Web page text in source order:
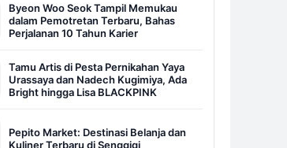
Byeon Woo Seok Tampil Memukau
dalam Pemotretan Terbaru, Bahas
Perjalanan 10 Tahun Karier
Tamu Artis di Pesta Pernikahan Yaya
Urassaya dan Nadech Kugimiya, Ada
Bright hingga Lisa BLACKPINK
Pepito Market: Destinasi Belanja dan
Kuliner Terbaru di Senggigi